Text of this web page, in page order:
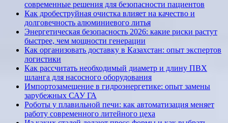
современные решения для безопасности пациентов
Как дробеструйная очистка влияет на качество и
долговечность алюминиевого литья
Энергетическая безопасность 2026: какие риски растут
быстрее, чем мощности генерации
Как организовать доставку в Казахстан: опыт экспертов
логистики
Как рассчитать необходимый диаметр и длину ПВХ
шланга для насосного оборудования
Импортозамещение в гидроэнергетике: опыт замены
зарубежных САУ ГА
Роботы у плавильной печи: как автоматизация меняет
работу современного литейного цеха